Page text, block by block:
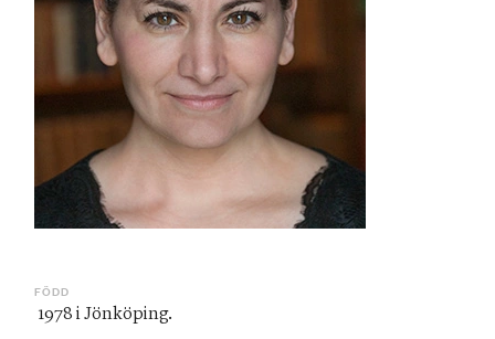
FÖDD
1978 i Jönköping.